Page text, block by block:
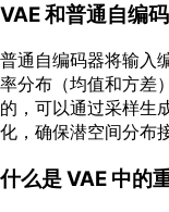
VAE 和普通自编
普通自编码器将输入
率分布（均值和方差
的，可以通过采样生
化，确保潜空间分布
什么是 VAE 中的